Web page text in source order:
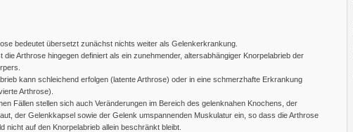
bedeutet übersetzt zunächst nichts weiter als Gelenkerkrankung.
die Arthrose hingegen definiert als ein zunehmender, altersabhängiger Knorpelabrieb der
kann schleichend erfolgen (latente Arthrose) oder in eine schmerzhafte Erkrankung
Arthrose).
Fällen stellen sich auch Veränderungen im Bereich des gelenknahen Knochens, der
der Gelenkkapsel sowie der Gelenk umspannenden Muskulatur ein, so dass die Arthrose
nicht auf den Knorpelabrieb allein beschränkt bleibt.